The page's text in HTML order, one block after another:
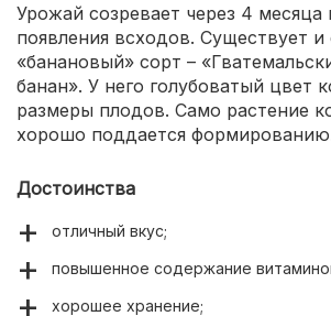
Урожай созревает через 4 месяца
появления всходов. Существует
«банановый» сорт –
банан». У него голубоватый цвет
размеры плодов. Само растение
хорошо поддается
Достоинства
отличный вкус;
повышенное содержание
хорошее хранение;